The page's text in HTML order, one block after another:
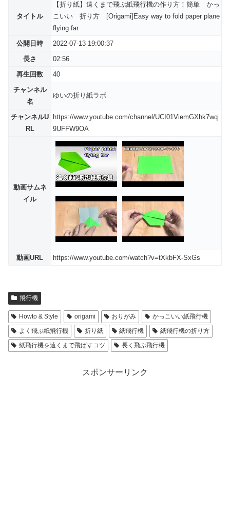
タイトル
【折り紙】遠くまで飛ぶ紙飛行機の作り方！簡単 かっ
こいい 折り方 [Origami]Easy way to fold paper plane
flying far
公開日時
2022-07-13 19:00:37
長さ
02:56
再生回数
40
チャンネル
名
ゆいの折り紙ラボ
チャンネルU
RL
https://www.youtube.com/channel/UCI01ViemGXhk7wq
9UFFW9OA
動画サムネ
イル
動画URL https://www.youtube.com/watch?v=tXkbFX-SxGs
飛行機
Howto & Style origami おりがみ
かっこいい紙飛行機
よく飛ぶ紙飛行機
折り紙 紙飛行機
紙飛行機の折り方
紙飛行機を遠くまで飛ばすコツ
長く飛ぶ飛行機
スポンサーリンク